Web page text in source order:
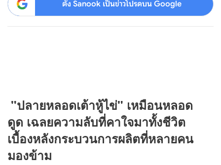
ตั้ง Sanook เป็นข่าวโปรดบน Google
"ปลายหลอดเต้าหู้ไข่" เหมือนหลอด
ดูด เฉลยความลับที่คาใจมาทั้งชีวิต
เบื้องหลังกระบวนการผลิตที่หลายคน
มองข้าม